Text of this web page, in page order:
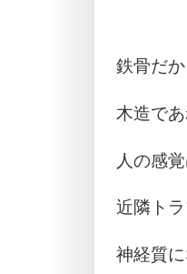
鉄骨だ
木造で
人の感
近隣ト
神経質